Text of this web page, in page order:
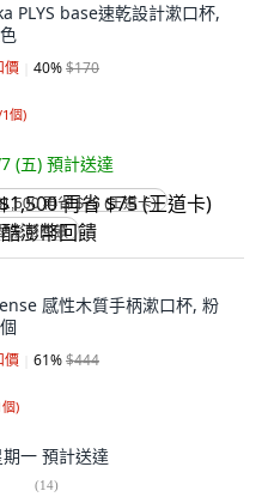
PLYS base速乾設計漱口杯,
價 40%$170
個)
(五) 預計送達
再省 $75 (王道卡)
澎幣回饋
感性木質手柄漱口杯, 粉
價 61%$444
)
一 預計送達
(14)